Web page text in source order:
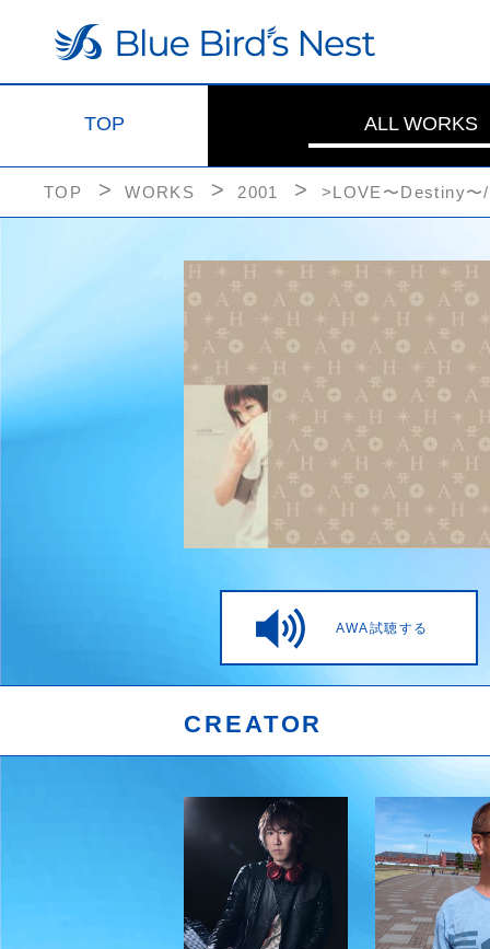
TOP ALL WORKS
TOP WORKS 2001 >LOVE〜Destiny
AWA試聴する
CREATOR